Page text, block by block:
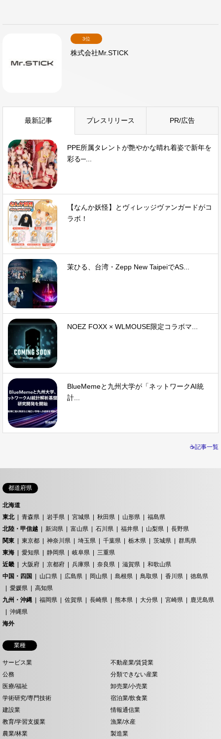
3位
株式会社Mr.STICK
最新記事 プレスリリース PR/広告
PPE所属タレントが艶やかな晴れ着姿で新年を
彩る─...
【なんか妖怪】とヴィレッジヴァンガードがコ
ラボ！
茉ひる、台湾・Zepp New TaipeiでAS...
NOEZ FOXX × WLMOUSE限定コラボマ...
BlueMemeと九州大学が「ネットワークAI統
計...
☕記事一覧
都道府県
北海道
東北
青森県 岩手県 宮城県 秋田県 山形県
福島県
北陸・甲信越
新潟県 富山県 石川県 福井県 山梨県
長野県
関東
東京都 神奈川県 埼玉県 千葉県 栃木県 茨城県
群馬県
東海
愛知県 静岡県 岐阜県
三重県
近畿
大阪府 京都府 兵庫県 奈良県 滋賀県
和歌山県
中国・四国
山口県 広島県 岡山県 島根県 鳥取県 香川県
徳島県
愛媛県
高知県
九州・沖縄
福岡県 佐賀県 長崎県 熊本県 大分県 宮崎県
鹿児島県
沖縄県
海外
業種
サービス業
不動産業/賃貸業
公務
分類できない産業
医療/福祉
卸売業/小売業
学術研究/専門技術
宿泊業/飲食業
建設業
情報通信業
教育/学習支援業
漁業/水産
農業/林業
製造業